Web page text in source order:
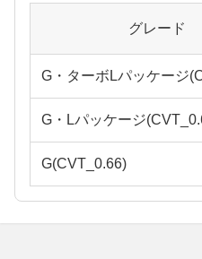
グレード
G・ターボLパッケージ
G・Lパッケージ
G(CVT_0.66)